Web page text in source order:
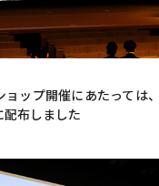
ップ開催にあたっては
布しました